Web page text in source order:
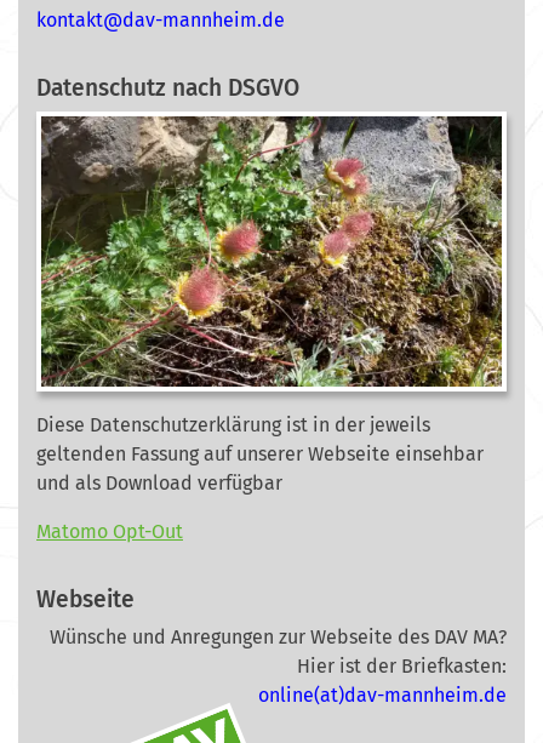
ed.mi
ehnna
m-vad
@tkat
nok
Datenschutz nach DSGVO
Diese Datenschutzerklärung ist in der jeweils
geltenden Fassung auf unserer Webseite einsehbar
und als Download verfügbar
Matomo Opt-Out
Webseite
Wünsche und Anregungen zur Webseite des DAV MA?
Hier ist der Briefkasten:
online(at)dav-mannheim.de